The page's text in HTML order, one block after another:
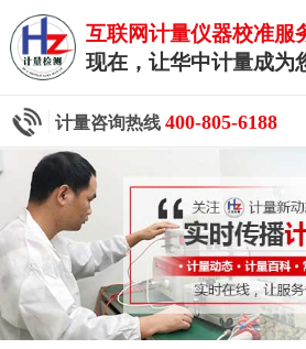
互联网计量仪器校准服
现在，让华中计量成为
计量咨询热线 400-805-6188